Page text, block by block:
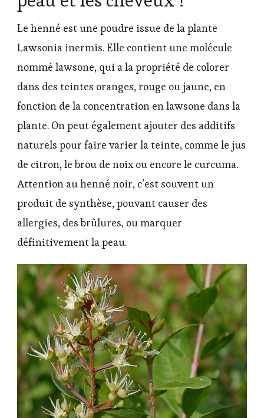
Le henné est une poudre issue de la plante
Lawsonia inermis. Elle contient une molécule
nommé lawsone, qui a la propriété de colorer
dans des teintes oranges, rouge ou jaune, en
fonction de la concentration en lawsone dans la
plante. On peut également ajouter des additifs
naturels pour faire varier la teinte, comme le jus
de citron, le brou de noix ou encore le curcuma.
Attention au henné noir, c’est souvent un
produit de synthèse, pouvant causer des
allergies, des brûlures, ou marquer
définitivement la peau.